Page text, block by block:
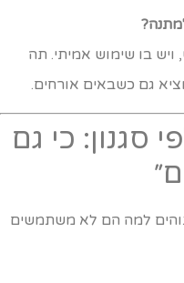
בו שימוש אמיתי. תה
גם כשבאים אורחים.
סגנון: כי גם
למה הם לא משתמשים